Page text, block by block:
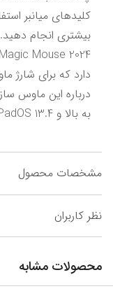
به بالا و IPadOS 13.4 به بالا است.
مشخصات محصول
نظر کاربران
محصولات مشابه